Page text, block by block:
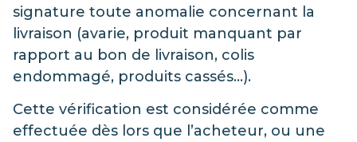
signature toute anomalie concernant la
livraison (avarie, produit manquant par
rapport au bon de livraison, colis
endommagé, produits cassés…).
Cette vérification est considérée comme
effectuée dès lors que l’acheteur, ou une